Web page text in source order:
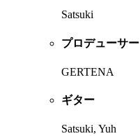
Satsuki
プロデューサー
GERTENA
ギター
Satsuki, Yuh